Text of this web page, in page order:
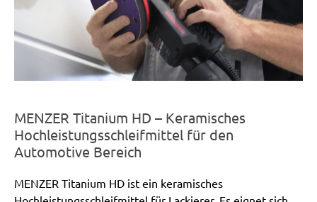
MENZER Titanium HD – Keramisches
Hochleistungsschleifmittel für den
Automotive Bereich
MENZER Titanium HD ist ein keramisches